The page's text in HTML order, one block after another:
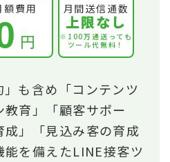
額費用
円
月間送信通数
上限なし
※100万通送っても
ツール代無料！
」も含め「コンテンツ
育」「顧客サポー
成」「見込み客の育成
能を備えたLINE接客ツ